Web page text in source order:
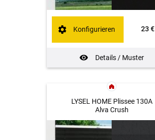
23 €
Details / Muster
Konfigurieren
LYSEL HOME Plissee 130A
Alva Crush